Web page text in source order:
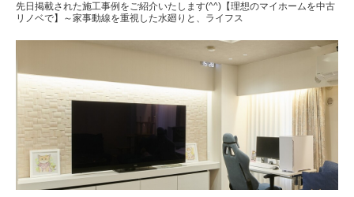
先日掲載された施工事例をご紹介いたします(^^)【理想のマイホームを中古
リノベで】～家事動線を重視した水廻りと、ライフス